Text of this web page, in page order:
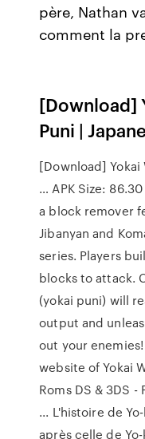
père, Nathan
comment la
[Download]
Puni |
[Download] Yokai
… APK Size:
a block remover
Jibanyan and
series. Players
blocks to attack.
(yokai puni) will
output and
out your
website of Yokai
Roms DS & 3DS -
... L'histoire de
après celle de